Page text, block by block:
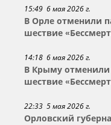
15:49 6 мая 2026 г.
В Орле отменили
шествие
14:18 6 мая 2026 г.
В Крыму
шествие
22:33 5 мая 2026 г.
Орловский